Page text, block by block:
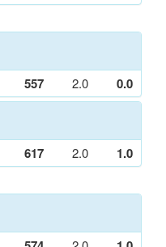
557 2.0 0.0
617 2.0 1.0